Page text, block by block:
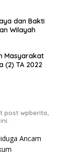
Wilayah
Masyarakat
(2) TA 2022
post wpberita,